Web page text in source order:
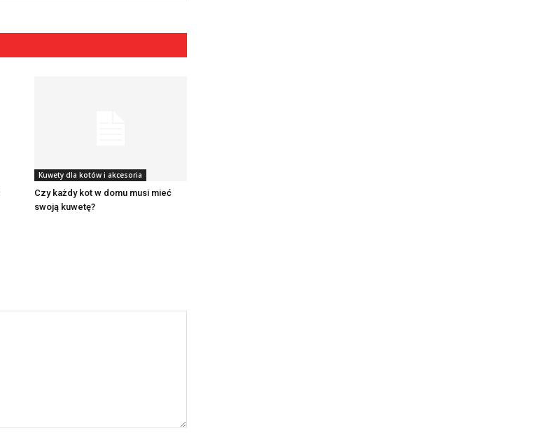
Kuwety dla kotów i akcesoria
Czy każdy kot w domu musi mieć
swoją kuwetę?